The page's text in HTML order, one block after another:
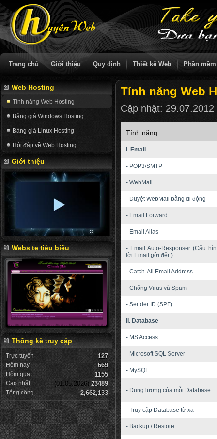
Trang chủ Giới thiệu Quy định Thiết kế Web Phần mềm
Web Hosting
Tính năng Web Hosting
Bảng giá Windows Hosting
Bảng giá Linux Hosting
Hỏi đáp về Web Hosting
Giới thiệu
Website tiêu biểu
Thống kê truy cập
Trực tuyến 127
Hôm nay 669
Hôm qua 1155
Cao nhất (01.05.2026) 23489
Tổng cộng 2,662,133
Tính năng Web
Cập nhật: 29.07.2012
Tính năng
I. Email
- POP3/SMTP
- WebMail
- Duyệt WebMail bằng di động
- Email Forward
- Email Alias
- Email Auto-Responser (Cấu
lời Email gởi đến)
- Catch-All Email Address
- Chống Virus và Spam
- Sender ID (SPF)
II. Database
- MS Access
- Microsoft SQL Server
- MySQL
- Dung lượng của mỗi Database
- Truy cập Database từ xa
- Backup / Restore